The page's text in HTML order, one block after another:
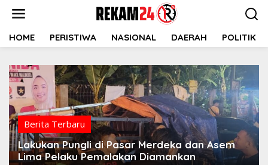
HOME PERISTIWA NASIONAL DAERAH POLITIK
Berita Terbaru
Lakukan Pungli di Pasar Merdeka dan Asem
Lima Pelaku Pemalakan Diamankan